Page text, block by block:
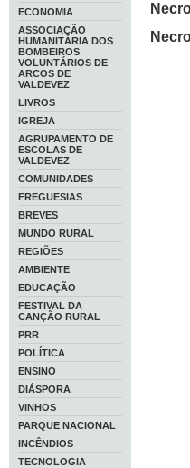
ECONOMIA
ASSOCIAÇÃO
HUMANITÁRIA DOS
BOMBEIROS
VOLUNTÁRIOS DE
ARCOS DE
VALDEVEZ
LIVROS
IGREJA
AGRUPAMENTO DE
ESCOLAS DE
VALDEVEZ
COMUNIDADES
FREGUESIAS
BREVES
MUNDO RURAL
REGIÕES
AMBIENTE
EDUCAÇÃO
FESTIVAL DA
CANÇÃO RURAL
PRR
POLÍTICA
ENSINO
DIÁSPORA
VINHOS
PARQUE NACIONAL
INCÊNDIOS
TECNOLOGIA